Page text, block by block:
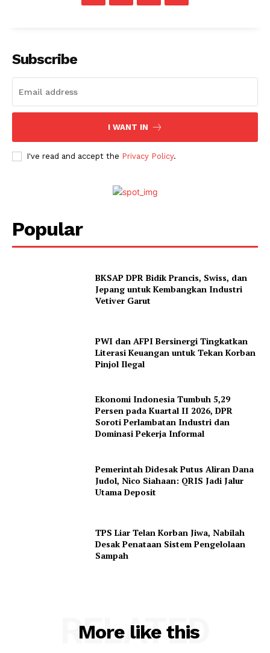
Subscribe
I WANT IN
I've read and accept the Privacy Policy.
Popular
BKSAP DPR Bidik Prancis, Swiss, dan
Jepang untuk Kembangkan Industri
Vetiver Garut
PWI dan AFPI Bersinergi Tingkatkan
Literasi Keuangan untuk Tekan Korban
Pinjol Ilegal
Ekonomi Indonesia Tumbuh 5,29
Persen pada Kuartal II 2026, DPR
Soroti Perlambatan Industri dan
Dominasi Pekerja Informal
Pemerintah Didesak Putus Aliran Dana
Judol, Nico Siahaan: QRIS Jadi Jalur
Utama Deposit
TPS Liar Telan Korban Jiwa, Nabilah
Desak Penataan Sistem Pengelolaan
Sampah
More like this
RELATED